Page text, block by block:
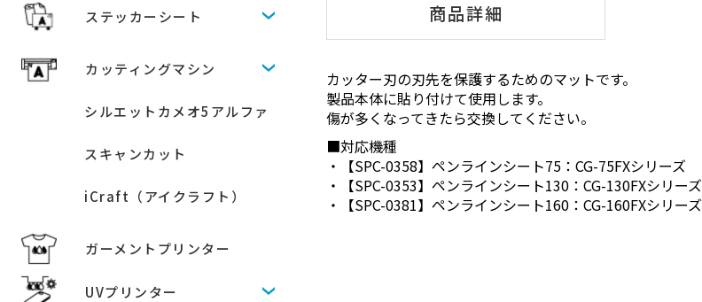
ステッカーシート
カッティングマシン
シルエットカメオ5アルファ
スキャンカット
iCraft（アイクラフト）
ガーメントプリンター
UVプリンター
商品詳細
カッター刃の刃先を保護するためのマットです。
製品本体に貼り付けて使用します。
傷が多くなってきたら交換してください。
■対応機種
・【SPC-0358】ペンラインシート75：CG-75FXシリーズ
・【SPC-0353】ペンラインシート130：CG-130FXシリーズ
・【SPC-0381】ペンラインシート160：CG-160FXシリーズ